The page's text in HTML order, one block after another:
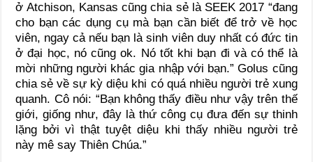
ở Atchison, Kansas cũng chia sẻ là SEEK 2017 “đang
cho bạn các dụng cụ mà bạn cần biết để trở về học
viên, ngay cả nếu bạn là sinh viên duy nhất có đức tin
ở đại học, nó cũng ok. Nó tốt khi bạn đi và có thể là
mời những người khác gia nhập với bạn.” Golus cũng
chia sẻ về sự kỳ diệu khi có quá nhiều người trẻ xung
quanh. Cô nói: “Bạn không thấy điều như vậy trên thế
giới, giống như, đây là thứ công cụ đưa đến sự thinh
lặng bởi vì thật tuyệt diệu khi thấy nhiều người trẻ
này mê say Thiên Chúa.”